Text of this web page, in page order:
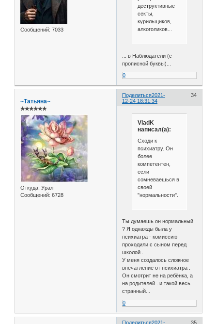
Сообщений: 7033
деструктивные
секты,
курильщиков,
алкоголиков...
... в Наблюдатели (с
прописной буквы)...
0
Поделиться 34
2021-
12-24 18:31:34
~Татьяна~
✯✯✯✯✯✯
Откуда: Урал
Сообщений: 6728
VladK
написал(а):
Сходи к
психиатру. Он
более
компетентен,
если
сомневаешься в
своей
"нормальности".
Ты думаешь он нормальный
? Я однажды была у
психиатра - комиссию
проходили с сыном перед
школой .
У меня создалось сложное
впечатление от психиатра .
Он смотрит не на ребёнка, а
на родителей . и такой весь
странный...
0
Поделиться 35
2021-